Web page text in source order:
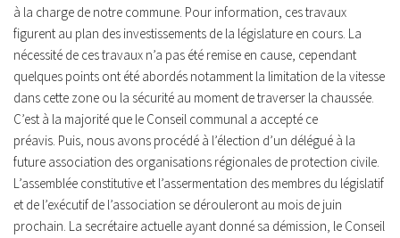
à la charge de notre commune. Pour information, ces travaux
figurent au plan des investissements de la législature en cours. La
nécessité de ces travaux n’a pas été remise en cause, cependant
quelques points ont été abordés notamment la limitation de la vitesse
dans cette zone ou la sécurité au moment de traverser la chaussée.
C’est à la majorité que le Conseil communal a accepté ce
préavis. Puis, nous avons procédé à l’élection d’un délégué à la
future association des organisations régionales de protection civile.
L’assemblée constitutive et l’assermentation des membres du législatif
et de l’exécutif de l’association se dérouleront au mois de juin
prochain. La secrétaire actuelle ayant donné sa démission, le Conseil